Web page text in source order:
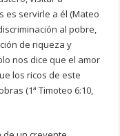
es servirle a él (Mateo
al pobre,
de riqueza y
nos dice que el amor
los ricos de este
(1ª Timoteo 6:10,